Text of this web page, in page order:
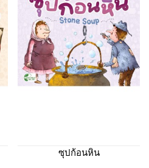
ซุปก้อนหิน